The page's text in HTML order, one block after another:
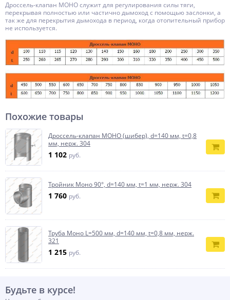
Дроссель-клапан МОНО служит для регулирования силы тяги,
перекрывая полностью или частично дымоход с помощью заслонки, а
так же для перекрытия дымохода в период, когда отопительный прибор
не используется.
Похожие товары
Дроссель-клапан МОНО (шибер), d=140 мм, t=0,8
мм, нерж. 304
1 102 руб.
Тройник Моно 90°, d=140 мм, t=1 мм, нерж. 304
1 760 руб.
Труба Моно L=500 мм, d=140 мм, t=0,8 мм, нерж.
321
1 215 руб.
Будьте в курсе!